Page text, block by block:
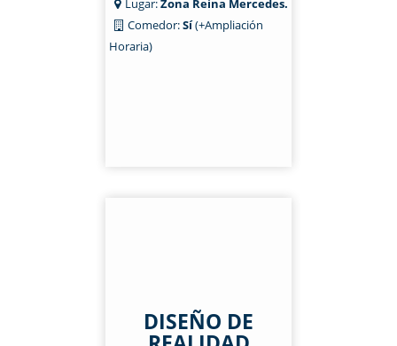
Lugar:Zona Reina Mercedes.
Comedor:Sí(+Ampliación
Horaria)
DISEÑO DE